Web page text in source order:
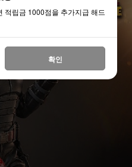
적립금 1000점을 추가지급 해드
확인